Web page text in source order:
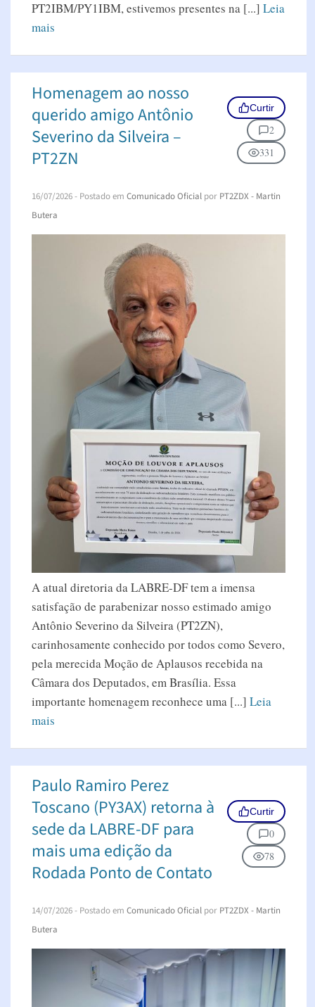
PT2IBM/PY1IBM, estivemos presentes na [...] Leia
mais
Homenagem ao nosso
querido amigo Antônio
Severino da Silveira –
PT2ZN
Curtir
2
331
16/07/2026- Postado em Comunicado Oficial por PT2ZDX - Martin
Butera
A atual diretoria da LABRE-DF tem a imensa
satisfação de parabenizar nosso estimado amigo
Antônio Severino da Silveira (PT2ZN),
carinhosamente conhecido por todos como Severo,
pela merecida Moção de Aplausos recebida na
Câmara dos Deputados, em Brasília. Essa
importante homenagem reconhece uma [...] Leia
mais
Paulo Ramiro Perez
Toscano (PY3AX) retorna à
sede da LABRE-DF para
mais uma edição da
Rodada Ponto de Contato
Curtir
0
78
14/07/2026- Postado em Comunicado Oficial por PT2ZDX - Martin
Butera